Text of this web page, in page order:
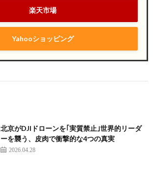
楽天市場
Yahooショッピング
北京がDJIドローンを｢実質禁止｣世界的リーダ
ーを襲う、皮肉で衝撃的な4つの真実
2026.04.28